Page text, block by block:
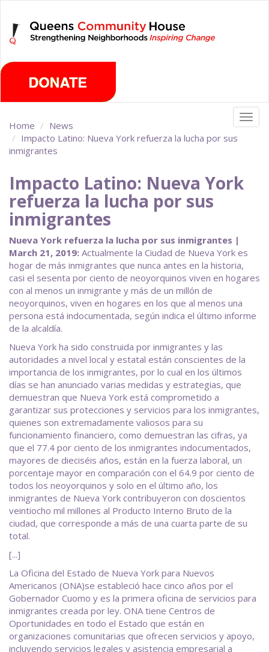
main
content
Home
News
Impacto Latino: Nueva York refuerza la lucha por sus
inmigrantes
Impacto Latino: Nueva York
refuerza la lucha por sus
inmigrantes
Nueva York refuerza la lucha por sus inmigrantes |
March 21, 2019: Actualmente la Ciudad de Nueva York es
hogar de más inmigrantes que nunca antes en la historia,
casi el sesenta por ciento de neoyorquinos viven en hogares
con al menos un inmigrante y más de un millón de
neoyorquinos, viven en hogares en los que al menos una
persona está indocumentada, según indica el último informe
de la alcaldía.
Nueva York ha sido construida por inmigrantes y las
autoridades a nivel local y estatal están conscientes de la
importancia de los inmigrantes, por lo cual en los últimos
días se han anunciado varias medidas y estrategias, que
demuestran que Nueva York está comprometido a
garantizar sus protecciones y servicios para los inmigrantes,
quienes son extremadamente valiosos para su
funcionamiento financiero, como demuestran las cifras, ya
que el 77.4 por ciento de los inmigrantes indocumentados,
mayores de dieciséis años, están en la fuerza laboral, un
porcentaje mayor en comparación con el 64.9 por ciento de
todos los neoyorquinos y solo en el último año, los
inmigrantes de Nueva York contribuyeron con doscientos
veintiocho mil millones al Producto Interno Bruto de la
ciudad, que corresponde a más de una cuarta parte de su
total.
[...]
La Oficina del Estado de Nueva York para Nuevos
Americanos (ONA)se estableció hace cinco años por el
Gobernador Cuomo y es la primera oficina de servicios para
inmigrantes creada por ley. ONA tiene Centros de
Oportunidades en todo el Estado que están en
organizaciones comunitarias que ofrecen servicios y apoyo,
incluyendo servicios legales y asistencia empresarial a